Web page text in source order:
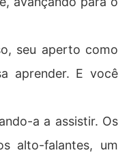
seu aperto como
aprender. E você
a a assistir. Os
alto-falantes, um